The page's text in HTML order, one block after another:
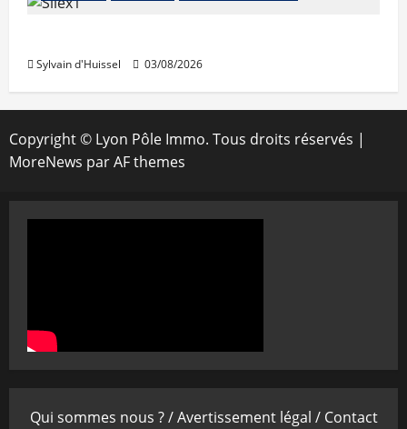
Sylvain d'Huissel 03/08/2026
Copyright © Lyon Pôle Immo. Tous droits réservés |
MoreNews par AF themes
Qui sommes nous ? /Avertissement légal / Contact